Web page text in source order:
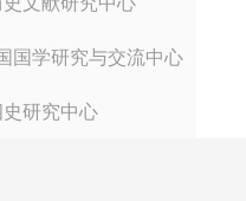
国学研究与交流中心
研究中心